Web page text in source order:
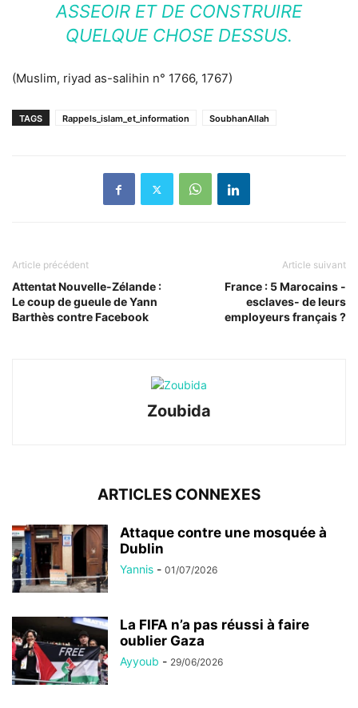
ASSEOIR ET DE CONSTRUIRE
QUELQUE CHOSE DESSUS.
(Muslim, riyad as-salihin n° 1766, 1767)
TAGS Rappels_islam_et_information SoubhanAllah
Article précédent
Attentat Nouvelle-Zélande :
Le coup de gueule de Yann
Barthès contre Facebook
Article suivant
France : 5 Marocains -
esclaves- de leurs
employeurs français ?
Zoubida
ARTICLES CONNEXES
Attaque contre une mosquée à
Dublin
Yannis - 01/07/2026
La FIFA n’a pas réussi à faire
oublier Gaza
Ayyoub - 29/06/2026